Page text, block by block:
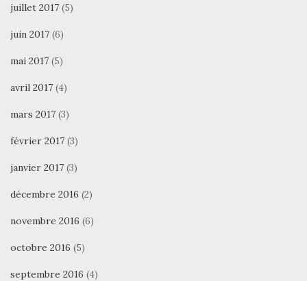
juillet 2017 (5)
juin 2017 (6)
mai 2017 (5)
avril 2017 (4)
mars 2017 (3)
février 2017 (3)
janvier 2017 (3)
décembre 2016 (2)
novembre 2016 (6)
octobre 2016 (5)
septembre 2016 (4)